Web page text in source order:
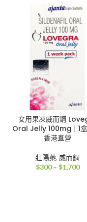
女用果凍威而鋼
Oral Jelly 100mg｜1
香港直營
壯陽藥, 威而鋼
$300 – $1,700價